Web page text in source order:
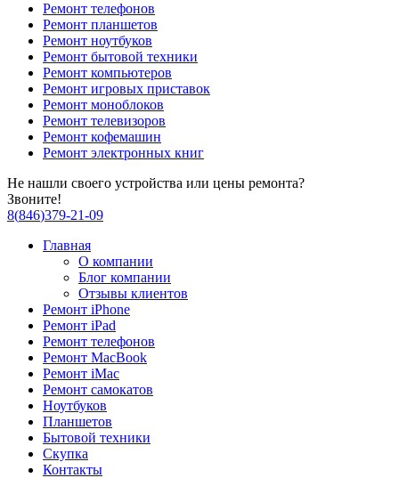
Ремонт телефонов
Ремонт планшетов
Ремонт ноутбуков
Ремонт бытовой техники
Ремонт компьютеров
Ремонт игровых приставок
Ремонт моноблоков
Ремонт телевизоров
Ремонт кофемашин
Ремонт электронных книг
Не нашли своего устройства или цены ремонта?
Звоните!
8(846)379-21-09
Главная
О компании
Блог компании
Отзывы клиентов
Ремонт iPhone
Ремонт iPad
Ремонт телефонов
Ремонт MacBook
Ремонт iMac
Ремонт самокатов
Ноутбуков
Планшетов
Бытовой техники
Скупка
Контакты